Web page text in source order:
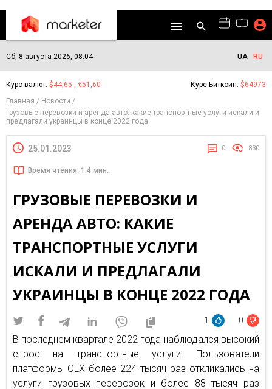
Сб, 8 августа 2026, 08:04 UA RU
Курс валют: $44,65 , €51,60 Курс Биткоин: $64973
Главная
Новости
Грузовые перевозки и аренда авто: какие транспортные услуги искали и
предлагали украинцы в конце 2022 года
25.01.2023 0 830
Время чтения: 1.4 мин.
ГРУЗОВЫЕ ПЕРЕВОЗКИ И
АРЕНДА АВТО: КАКИЕ
ТРАНСПОРТНЫЕ УСЛУГИ
ИСКАЛИ И ПРЕДЛАГАЛИ
УКРАИНЦЫ В КОНЦЕ 2022 ГОДА
1 0
В последнем квартале 2022 года наблюдался высокий
спрос на транспортные услуги. Пользователи
платформы OLX более 224 тысяч раз откликались на
услуги грузовых перевозок и более 88 тысяч раз